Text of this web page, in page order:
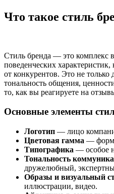
Что такое стиль
Стиль бренда — это комплекс
поведенческих
от конкурентов. Это не
тональность общения,
то, как вы реагируете на
Основные элементы
Логотип — лицо
Цветовая гамма —
Типографика — особое
Тональность
дружелюбный,
Образы и визуальный
иллюстрации, видео.